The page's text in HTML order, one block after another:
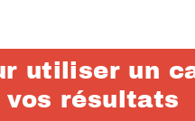
utiliser un
vos résultats